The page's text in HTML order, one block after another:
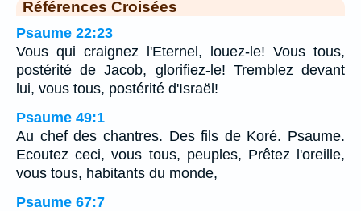
Références Croisées
Psaume 22:23
Vous qui craignez l'Eternel, louez-le! Vous tous,
postérité de Jacob, glorifiez-le! Tremblez devant
lui, vous tous, postérité d'Israël!
Psaume 49:1
Au chef des chantres. Des fils de Koré. Psaume.
Ecoutez ceci, vous tous, peuples, Prêtez l'oreille,
vous tous, habitants du monde,
Psaume 67:7